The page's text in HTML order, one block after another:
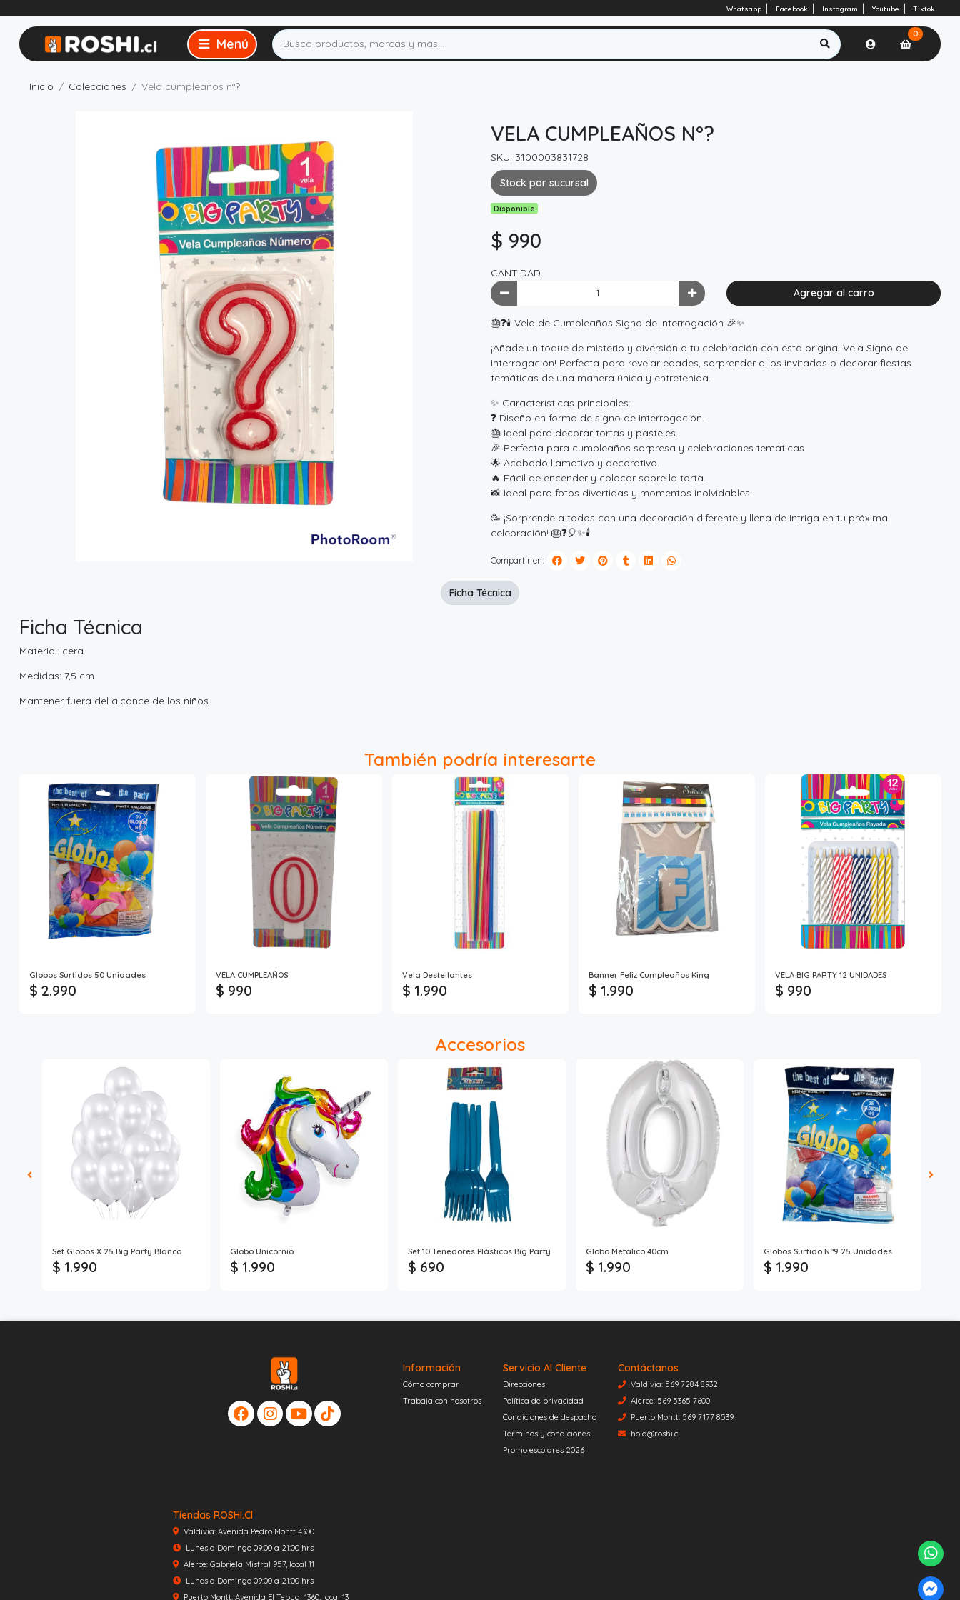
Whatsapp Facebook Instagram Youtube Tiktok
0
Inicio Colecciones Vela cumpleaños n°?
VELA CUMPLEAÑOS N°?
SKU: 3100003831728
Stock por sucursal
Disponible
$ 990
CANTIDAD
Agregar al carro
🎂❓🕯️ Vela de Cumpleaños Signo de Interrogación 🎉✨
¡Añade un toque de misterio y diversión a tu celebración con esta original Vela Signo de
Interrogación! Perfecta para revelar edades, sorprender a los invitados o decorar fiestas
temáticas de una manera única y entretenida.
✨ Características principales:
❓ Diseño en forma de signo de interrogación.
🎂 Ideal para decorar tortas y pasteles.
🎉 Perfecta para cumpleaños sorpresa y celebraciones temáticas.
🌟 Acabado llamativo y decorativo.
🔥 Fácil de encender y colocar sobre la torta.
📸 Ideal para fotos divertidas y momentos inolvidables.
🥳 ¡Sorprende a todos con una decoración diferente y llena de intriga en tu próxima
celebración! 🎂❓🎈✨🕯️
Compartir en:
Ficha Técnica
Material: cera
Medidas: 7,5 cm
Mantener fuera del alcance de los niños
Ficha Técnica
También podría interesarte
Globos Surtidos 50 Unidades
$ 2.990
VELA CUMPLEAÑOS
$ 990
Vela Destellantes
$ 1.990
Banner Feliz Cumpleaños King
$ 1.990
VELA BIG PARTY 12 UNIDADES
$ 990
Accesorios
Set Globos X 25 Big Party Blanco
$ 1.990
Globo Unicornio
$ 1.990
Set 10 Tenedores Plásticos Big Party
$ 690
Globo Metálico 40cm
$ 1.990
Globos Surtido N°9 25 Unidades
$ 1.990
Información
Cómo comprar
Trabaja con nosotros
Servicio Al Cliente
Direcciones
Política de privacidad
Condiciones de despacho
Términos y condiciones
Promo escolares 2026
Contáctanos
Valdivia: 569 7284 8932
Alerce: 569 5365 7600
Puerto Montt: 569 7177 8539
hola@roshi.cl
Tiendas ROSHI.cl
Valdivia: Avenida Pedro Montt 4300
Lunes a Domingo 09:00 a 21:00 hrs
Alerce: Gabriela Mistral 957, local 11
Lunes a Domingo 09:00 a 21:00 hrs
Puerto Montt: Avenida El Tepual 1360, local 13